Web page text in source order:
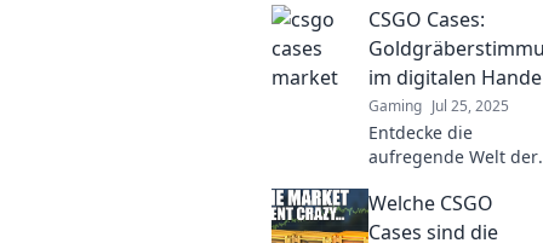
Wer erzielt das
große Geld mit
dem Handel?
Finde es jetzt
heraus und starte
durch!
CSGO Cases:
im digitalen
Gaming Jul 25, 2025
Entdecke die
aufregende Welt der
heraus, wie du im
digitalen Handel
Welche CSGO
Cases sind die